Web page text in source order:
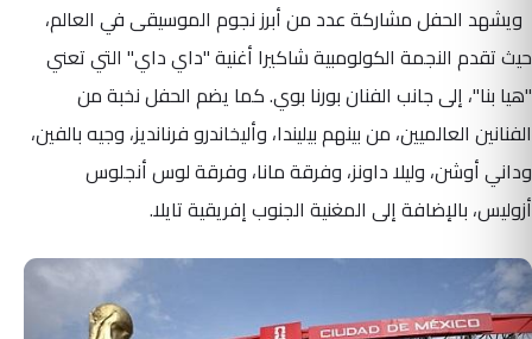
ويشهد الحفل مشاركة عدد من أبرز نجوم الموسيقى في العالم،
حيث تقدم النجمة الكولومبية شاكيرا أغنية "داي داي" التي تعني
"هيا بنا"، إلى جانب الفنان بورنا بوي. كما يضم الحفل نخبة من
الفنانين العالميين، من بينهم بيليندا، وأليخاندرو فرنانديز، وجيه بالفين،
وداني أوشن، وليلا داونز، وفرقة مانا، وفرقة لوس أنجلوس
أزوليس، بالإضافة إلى المغنية الجنوب إفريقية تايلا.